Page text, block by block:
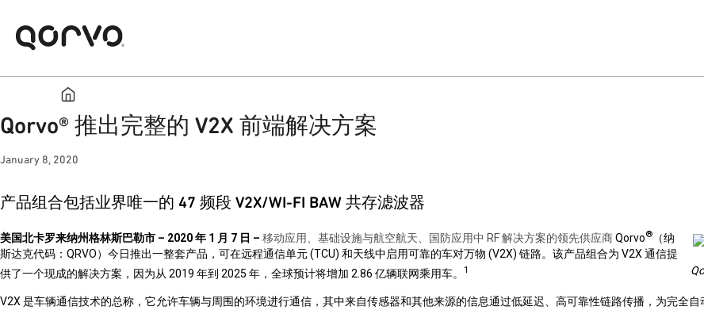
Qorvo® 推出完整的 V2X 前端解决方案
January 8, 2020
产品组合包括业界唯一的 47 频段 V2X/WI-FI BAW 共存滤波器
美国北卡罗来纳州格林斯巴勒市 – 2020年 1 月 7 日 – 移动应用、基础设施与航空航天、国防应用中 RF解决方案的领先供应商Qorvo® （纳
斯达克代码： QRVO）今日推出一整套产品，可在远程通信单元(TCU) 和天线中启用可靠的车对万物 (V2X) 链路。该产品组合为 V2X 通信提
供了一个现成的解决方案，因为从 2019 年到 2025 年，全球预计将增加 2.86 亿辆联网乘用车。 1
V2X是车辆通信技术的总称，它允许车辆与周围的环境进行通信，其中来自传感器和其他来源的信息通过低延迟、高可靠性链路传播，为完全自